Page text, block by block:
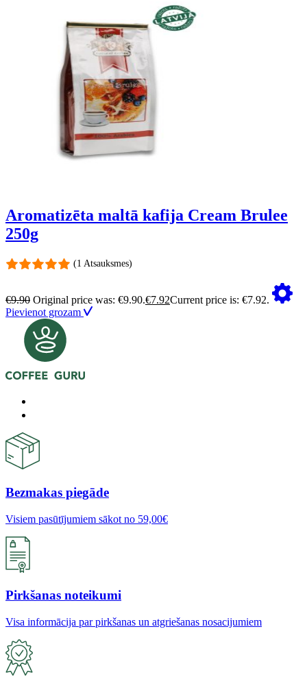
Aromatizēta maltā kafija Cream Brulee
250g
(1 Atsauksmes)
€9.90 Original price was: €9.90.€7.92Current price is: €7.92.
Pievienot grozam
Bezmakas piegāde
Visiem pasūtījumiem sākot no 59,00€
Pirkšanas noteikumi
Visa informācija par pirkšanas un atgriešanas nosacijumiem